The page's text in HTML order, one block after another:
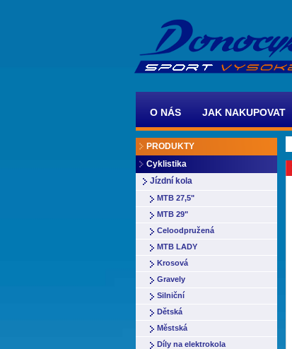
O NÁS JAK NAKUPOVAT
PRODUKTY
Cyklistika
Jízdní kola
MTB 27,5"
MTB 29"
Celoodpružená
MTB LADY
Krosová
Gravely
Silniční
Dětská
Městská
Díly na elektrokola